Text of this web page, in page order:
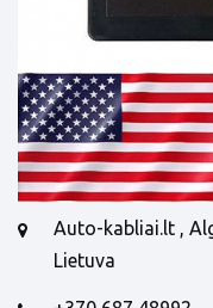
Auto-kabliai.lt ,
Lietuva